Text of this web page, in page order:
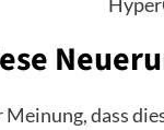
dass